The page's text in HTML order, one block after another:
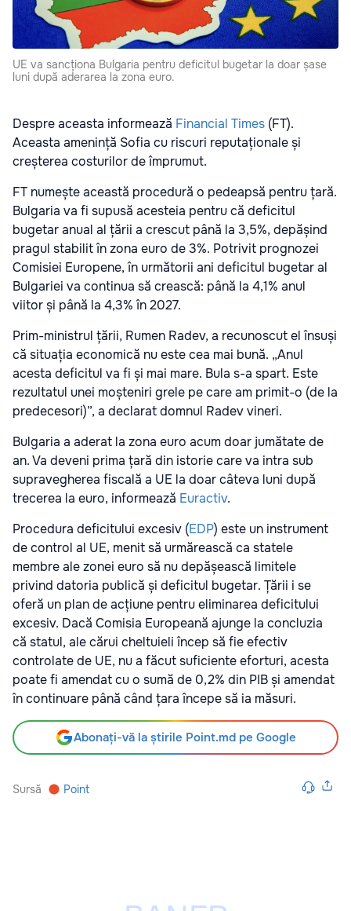
UE va sancționa Bulgaria pentru deficitul bugetar la doar șase
luni după aderarea la zona euro.
Despre aceasta informează Financial Times (FT).
Aceasta amenință Sofia cu riscuri reputaționale și
creșterea costurilor de împrumut.
FT numește această procedură o pedeapsă pentru țară.
Bulgaria va fi supusă acesteia pentru că deficitul
bugetar anual al țării a crescut până la 3,5%, depășind
pragul stabilit în zona euro de 3%. Potrivit prognozei
Comisiei Europene, în următorii ani deficitul bugetar al
Bulgariei va continua să crească: până la 4,1% anul
viitor și până la 4,3% în 2027.
Prim-ministrul țării, Rumen Radev, a recunoscut el însuși
că situația economică nu este cea mai bună. „Anul
acesta deficitul va fi și mai mare. Bula s-a spart. Este
rezultatul unei moșteniri grele pe care am primit-o (de la
predecesori)”, a declarat domnul Radev vineri.
Bulgaria a aderat la zona euro acum doar jumătate de
an. Va deveni prima țară din istorie care va intra sub
supravegherea fiscală a UE la doar câteva luni după
trecerea la euro, informează Euractiv.
Procedura deficitului excesiv (EDP) este un instrument
de control al UE, menit să urmărească ca statele
membre ale zonei euro să nu depășească limitele
privind datoria publică și deficitul bugetar. Țării i se
oferă un plan de acțiune pentru eliminarea deficitului
excesiv. Dacă Comisia Europeană ajunge la concluzia
că statul, ale cărui cheltuieli încep să fie efectiv
controlate de UE, nu a făcut suficiente eforturi, acesta
poate fi amendat cu o sumă de 0,2% din PIB și amendat
în continuare până când țara începe să ia măsuri.
Abonați-vă la știrile Point.md pe Google
Sursă Point